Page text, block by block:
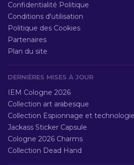
Confidentialité Politique
Conditions d'utilisation
Politique des Cookies
Partenaires
Plan du site
DERNIÈRES MISES À JOUR
IEM Cologne 2026
Collection art arabesque
Collection Espionnage et technologie
Jackass Sticker Capsule
Cologne 2026 Charms
Collection Dead Hand